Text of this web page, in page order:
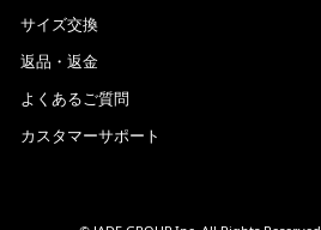
サイズ交換
返品・返金
よくあるご質問
カスタマーサポート